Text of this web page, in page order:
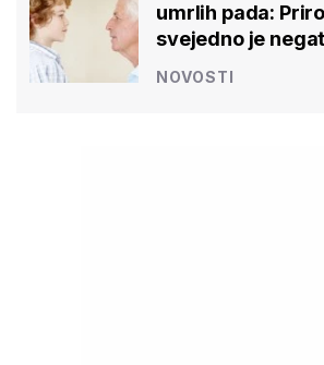
umrlih pada:
svejedno je
NOVOSTI